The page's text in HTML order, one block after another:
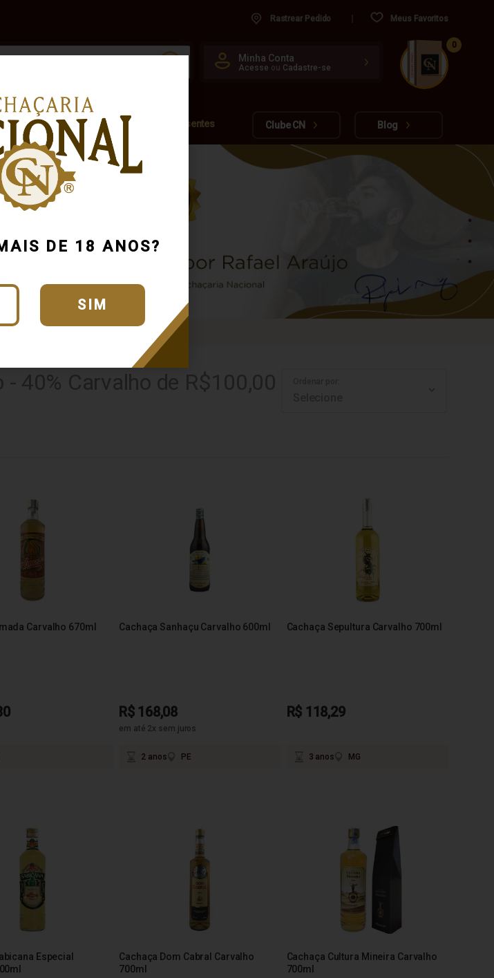
DE 18 ANOS?
SIM
Rastrear Pedido Meus Favoritos
Minha Conta
Acesse ou Cadastre-se
www.cachacarianacional.com.br
CUIDADO FRÁGIL
0
Outras
Bebidas
Marcas Presentes Clube CN Blog
40% Carvalho de R$100,00
Carvalho 670ml Cachaça Sanhaçu Carvalho 600ml
R$ 168,08
em até 2x sem juros
2 anos PE
Cachaça Sepultura Carvalho 700ml
R$ 118,29
3 anos MG
Especial
Cachaça Dom Cabral Carvalho
700ml
Cachaça Cultura Mineira Carvalho
700ml